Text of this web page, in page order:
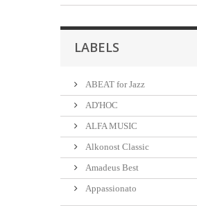
LABELS
ABEAT for Jazz
AD'HOC
ALFA MUSIC
Alkonost Classic
Amadeus Best
Appassionato